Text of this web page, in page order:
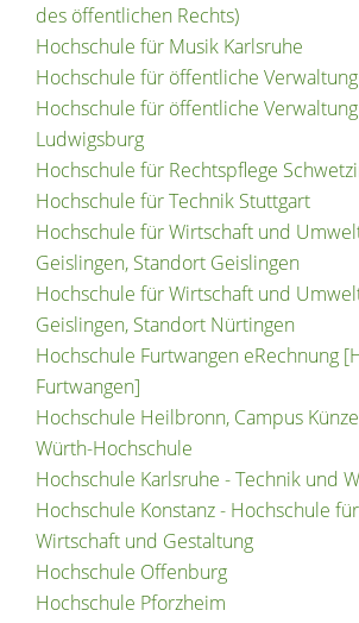
des öffentlichen Rechts)
Hochschule für Musik Karlsruhe
Hochschule für öffentliche
Hochschule für öffentliche
Ludwigsburg
Hochschule für Rechtspflege
Hochschule für Technik Stuttgart
Hochschule für Wirtschaft und
Geislingen, Standort Geislingen
Hochschule für Wirtschaft und
Geislingen, Standort Nürtingen
Hochschule Furtwangen eRechnung
Furtwangen]
Hochschule Heilbronn, Campus
Würth-Hochschule
Hochschule Karlsruhe - Technik und
Hochschule Konstanz - Hochschule
Wirtschaft und Gestaltung
Hochschule Offenburg
Hochschule Pforzheim